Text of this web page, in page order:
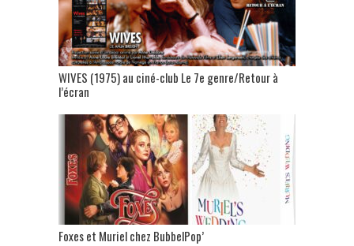
WIVES (1975) au ciné-club Le 7e genre/Retour à
l’écran
Foxes et Muriel chez BubbelPop’